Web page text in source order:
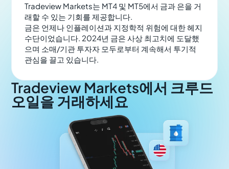
Tradeview Markets는 MT4 및 MT5에서 금과 은을 거
래할 수 있는 기회를 제공합니다.
금은 언제나 인플레이션과 지정학적 위험에 대한 헤지
수단이었습니다. 2024년 금은 사상 최고치에 도달했
으며 소매/기관 투자자 모두로부터 계속해서 투기적
관심을 끌고 있습니다.
Tradeview Markets에서 크루드
오일을 거래하세요